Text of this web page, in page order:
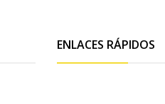
ENLACES RÁPIDOS